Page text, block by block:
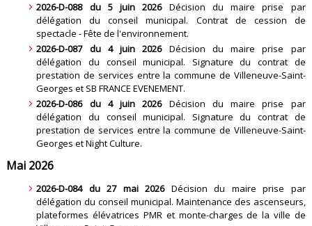
2026-D-088 du 5 juin 2026Décision du maire prise par
délégation du conseil municipal. Contrat de cession de
spectacle - Fête de l'environnement.
2026-D-087 du 4 juin 2026Décision du maire prise par
délégation du conseil municipal. Signature du contrat de
prestation de services entre la commune de Villeneuve-Saint-
Georges et SB FRANCE EVENEMENT.
2026-D-086 du 4 juin 2026Décision du maire prise par
délégation du conseil municipal. Signature du contrat de
prestation de services entre la commune de Villeneuve-Saint-
Georges et Night Culture.
Mai 2026
2026-D-084 du 27 mai 2026Décision du maire prise par
délégation du conseil municipal. Maintenance des ascenseurs,
plateformes élévatrices PMR et monte-charges de la ville de